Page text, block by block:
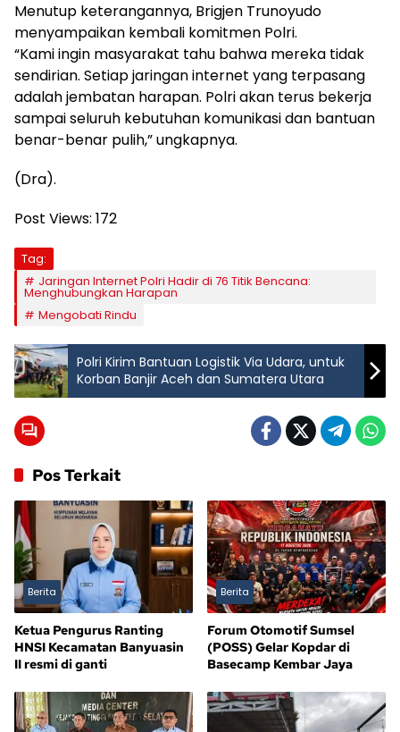
Menutup keterangannya, Brigjen Trunoyudo
menyampaikan kembali komitmen Polri.
“Kami ingin masyarakat tahu bahwa mereka tidak
sendirian. Setiap jaringan internet yang terpasang
adalah jembatan harapan. Polri akan terus bekerja
sampai seluruh kebutuhan komunikasi dan bantuan
benar-benar pulih,” ungkapnya.
(Dra).
Post Views: 172
Tag:
Jaringan Internet Polri Hadir di 76 Titik Bencana:
Menghubungkan Harapan
Mengobati Rindu
Polri Kirim Bantuan Logistik Via Udara, untuk
Korban Banjir Aceh dan Sumatera Utara
Pos Terkait
Berita
Ketua Pengurus Ranting
HNSI Kecamatan Banyuasin
II resmi di ganti
Berita
Forum Otomotif Sumsel
(POSS) Gelar Kopdar di
Basecamp Kembar Jaya